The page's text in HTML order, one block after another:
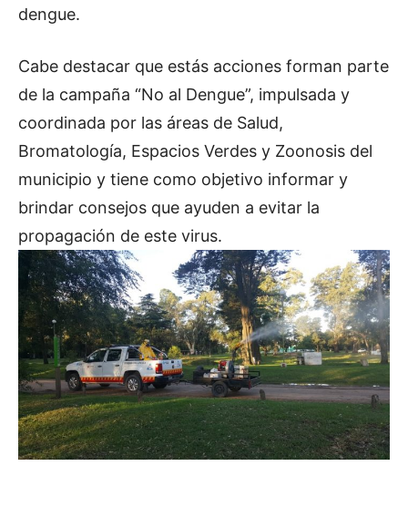
dengue.
Cabe destacar que estás acciones forman parte
de la campaña “No al Dengue”, impulsada y
coordinada por las áreas de Salud,
Bromatología, Espacios Verdes y Zoonosis del
municipio y tiene como objetivo informar y
brindar consejos que ayuden a evitar la
propagación de este virus.